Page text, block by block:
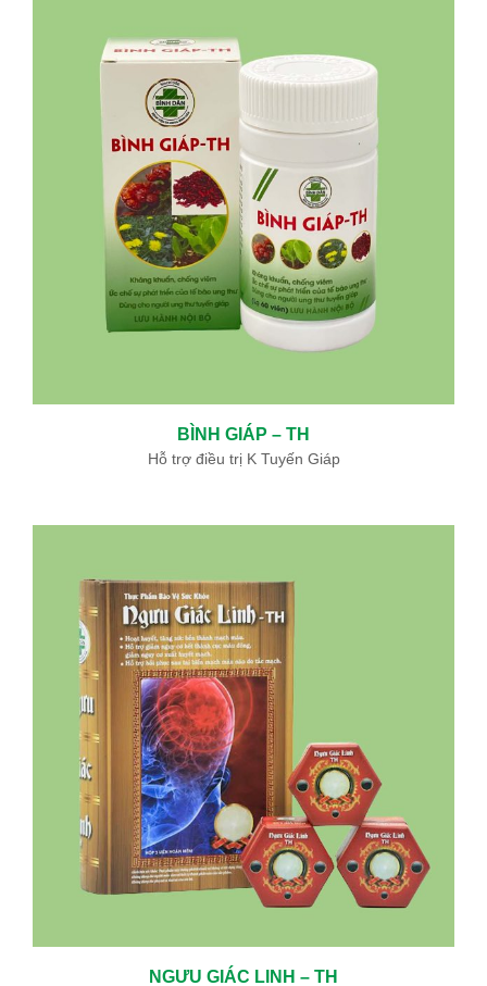
BÌNH GIÁP – TH
Hỗ trợ điều trị K Tuyến Giáp
NGƯU GIÁC LINH – TH